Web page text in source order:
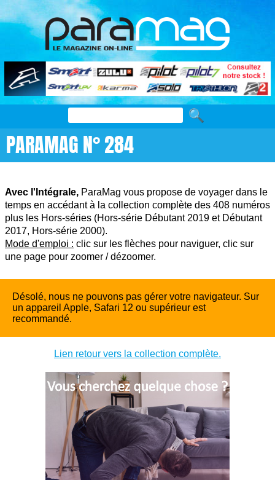
PARAMAG N° 284
Avec l'Intégrale, ParaMag vous propose de voyager dans le
temps en accédant à la collection complète des 408 numéros
plus les Hors-séries (Hors-série Débutant 2019 et Débutant
2017, Hors-série 2000).
Mode d'emploi : clic sur les flèches pour naviguer, clic sur
une page pour zoomer / dézoomer.
Désolé, nous ne pouvons pas gérer votre navigateur. Sur
un appareil Apple, Safari 12 ou supérieur est
recommandé.
Lien retour vers la collection complète.